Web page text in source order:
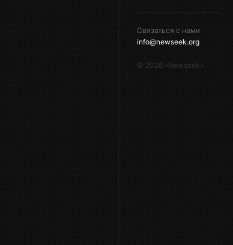
Связаться с нами
info@newseek.org
© 2026 «Newseek»